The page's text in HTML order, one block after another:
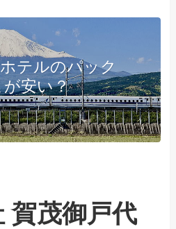
テルのパック
が安い？
賀茂御戸代